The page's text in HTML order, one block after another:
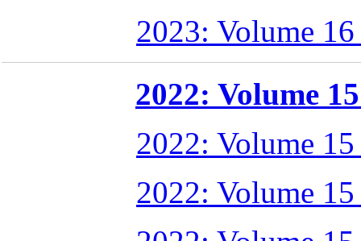
2023: Volume
2022: Volume
2022: Volume
2022: Volume